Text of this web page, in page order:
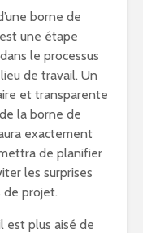
borne de
une étape
le processus
de travail. Un
et transparente
la borne de
exactement
de planifier
les surprises
de projet.
est plus aisé de